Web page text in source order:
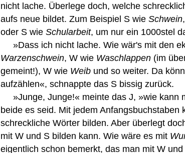
nicht lache. Überlege doch, welche
aufs neue bildet. Zum Beispiel S wie Schwein
oder S wie Schularbeit, um nur ein 1000stel
»Dass ich nicht lache. Wie wär's mit den
Warzenschwein, W wie Waschlappen (im
gemeint!), W wie Weib und so weiter. Da
aufzählen«, schnappte das S bissig zurück.
»Junge, Junge!« meinte das J, »wie kann
beide es seid. Mit jedem Anfangsbuchstaben
schreckliche Wörter bilden. Aber überlegt
mit W und S bilden kann. Wie wäre es mit
eigentlich schon bemerkt, das man mit W